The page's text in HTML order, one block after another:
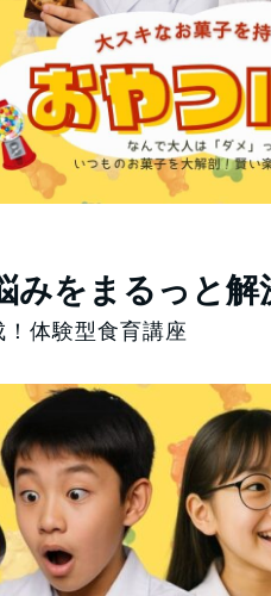
みをまるっと解
！体験型食育講座